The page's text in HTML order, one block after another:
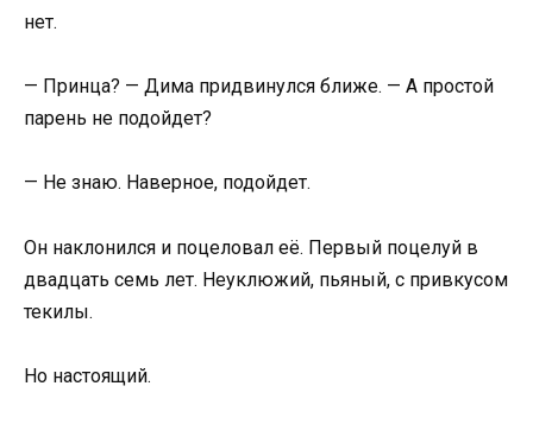
нет.
— Принца? — Дима придвинулся ближе. — А простой
парень не подойдет?
— Не знаю. Наверное, подойдет.
Он наклонился и поцеловал её. Первый поцелуй в
двадцать семь лет. Неуклюжий, пьяный, с привкусом
текилы.
Но настоящий.